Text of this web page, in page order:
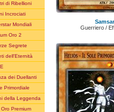
di Ribellioni
Incrociati
Mondiali
Oro 2
Segrete
dell'Eternità
dei Duellanti
Primordiale
della Leggenda
Premium
Guerriero /